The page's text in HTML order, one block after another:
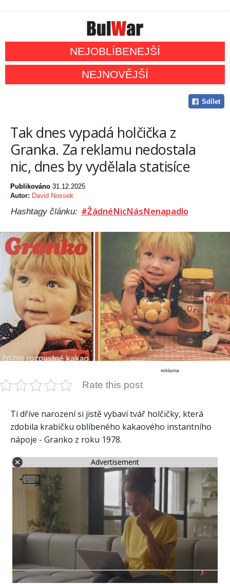
NEJOBLÍBENEJŠÍ
NEJNOVĚJŠÍ
Sdílet
Tak dnes vypadá holčička z
Granka. Za reklamu nedostala
nic, dnes by vydělala statisíce
Publikováno 31.12.2025
Autor: David Nossek
Hashtagy článku: #ŽádnéNicNásNenapadlo
reklama
Rate this post
Ti dříve narození si jistě vybaví tvář holčičky, která
zdobila krabičku oblíbeného kakaového instantního
nápoje - Granko z roku 1978.
Advertisement